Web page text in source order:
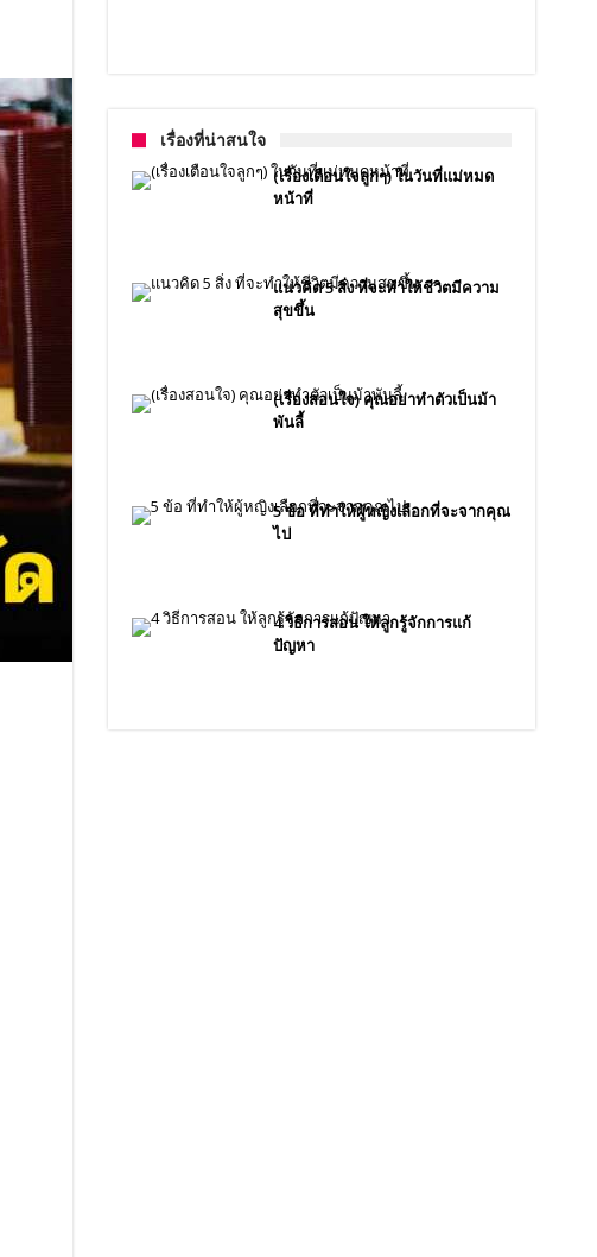
เรื่องที่น่าสนใจ
(เรื่องเตือนใจลูกๆ) ในวันที่แม่หมด
หน้าที่
แนวคิด 5 สิ่ง ที่จะทำให้ชีวิตมีความ
สุขขึ้น
(เรื่องสอนใจ) คุณอย่าทำตัวเป็นม้า
พันลี้
5 ข้อ ที่ทำให้ผู้หญิงเลือกที่จะจากคุณ
ไป
4 วิธีการสอน ให้ลูกรู้จักการแก้
ปัญหา